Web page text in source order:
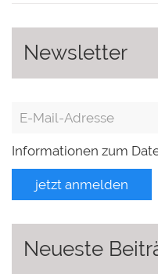
Newsletter
Informationen zum
jetzt anmelden
Neueste